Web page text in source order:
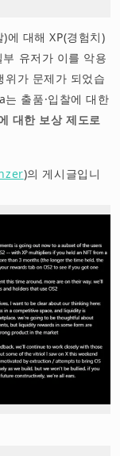
에 대해 XP(경험치)
유저가 이를 악용
위가 문제가 되었습
출품·입찰에 대한
대한 보상 제도로
)의 게시글입니